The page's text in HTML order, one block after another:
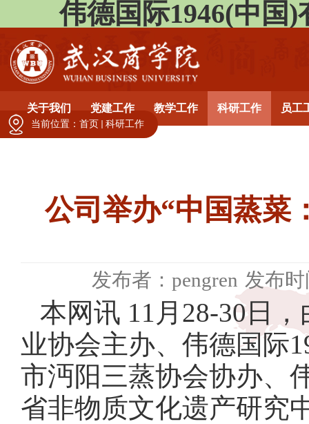
伟德国际1946(中国
关于我们 党建工作 教学工作 科研工作 员工
公司举办“中国蒸菜
发布者：pengren 发布时
本网讯 11月 28-30日，
业协会主办、伟德国际
市沔阳三蒸协会协办、
省非物质文化遗产研究
当前位置： 首页 科研工作